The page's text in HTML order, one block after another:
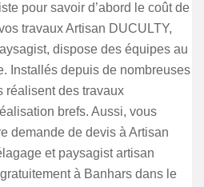
pour savoir d’abord le coût de
travaux Artisan DUCULTY,
dispose des équipes au
Installés depuis de nombreuses
réalisent des travaux
brefs. Aussi, vous
demande de devis à Artisan
et paysagist artisan
à Banhars dans le